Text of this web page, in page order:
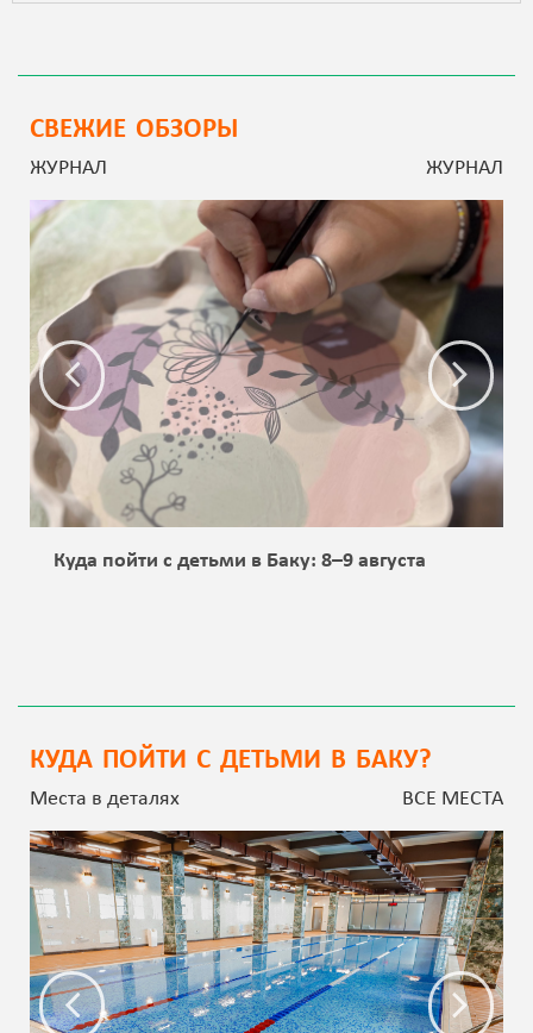
СВЕЖИЕ ОБЗОРЫ
ЖУРНАЛ ЖУРНАЛ
Куда пойти с детьми в Баку: 8–9 августа
КУДА ПОЙТИ С ДЕТЬМИ В БАКУ?
Места в деталях ВСЕ МЕСТА